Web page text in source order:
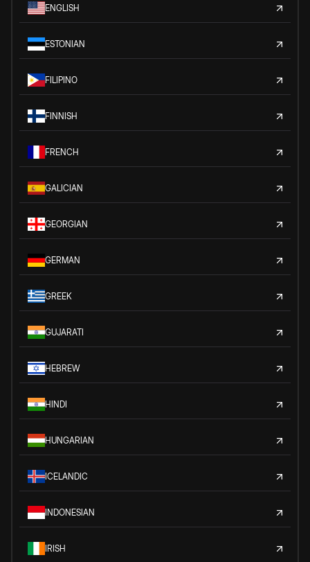
ENGLISH
ESTONIAN
FILIPINO
FINNISH
FRENCH
GALICIAN
GEORGIAN
GERMAN
GREEK
GUJARATI
HEBREW
HINDI
HUNGARIAN
ICELANDIC
INDONESIAN
IRISH